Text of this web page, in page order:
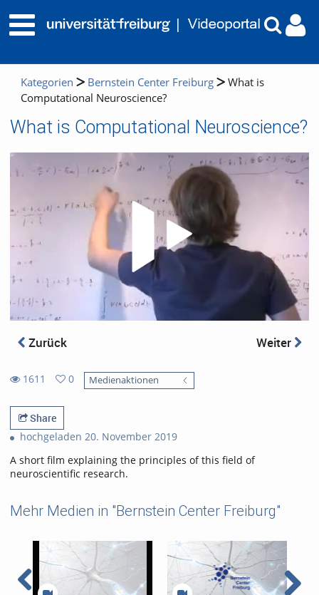
Kategorien Bernstein Center Freiburg
What is
Computational Neuroscience?
What is Computational Neuroscience?
Zurück Weiter
1611
views
0
favorites
Medienaktionen
Share
hochgeladen 20. November 2019
A short film explaining the principles of this field of
neuroscientific research.
Mehr Medien in "Bernstein Center Freiburg"